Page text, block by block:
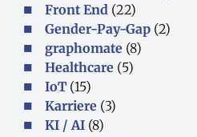
Front End (22)
Gender-Pay-Gap (2)
graphomate (8)
Healthcare (5)
IoT (15)
Karriere (3)
KI / AI (8)